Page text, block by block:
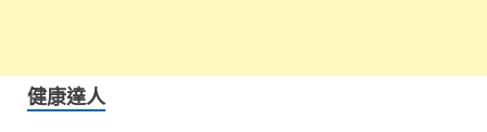
健康達人